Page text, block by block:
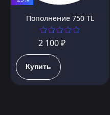
Пополнение 750 TL
2 100 ₽
Купить